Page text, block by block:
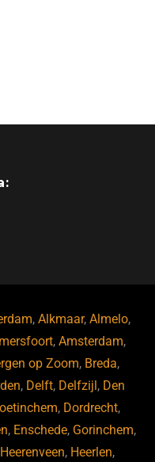
,Alkmaar,Almelo,
,Amsterdam,
op Zoom, Breda,
, Delft, Delfzijl , Den
, Dordrecht,
, Enschede, Gorinchem,
Heerenveen, Heerlen,